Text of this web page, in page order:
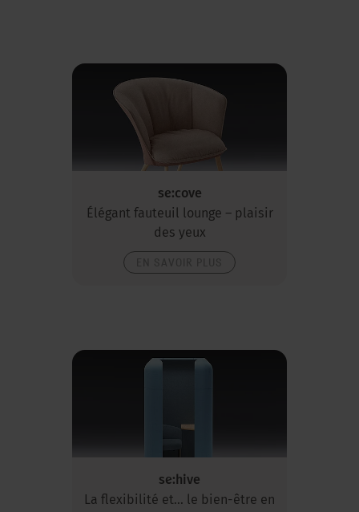
se:cove
Élégant fauteuil lounge – plaisir
des yeux
se:hive
La flexibilité et... le bien-être en